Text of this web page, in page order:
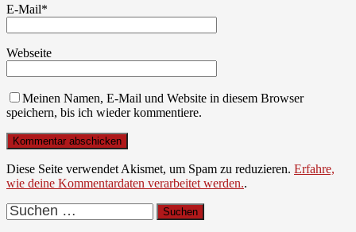
E-Mail*
Webseite
Meinen Namen, E-Mail und Website in diesem Browser
speichern, bis ich wieder kommentiere.
Diese Seite verwendet Akismet, um Spam zu reduzieren. Erfahre,
wie deine Kommentardaten verarbeitet werden..
Suchen
nach: